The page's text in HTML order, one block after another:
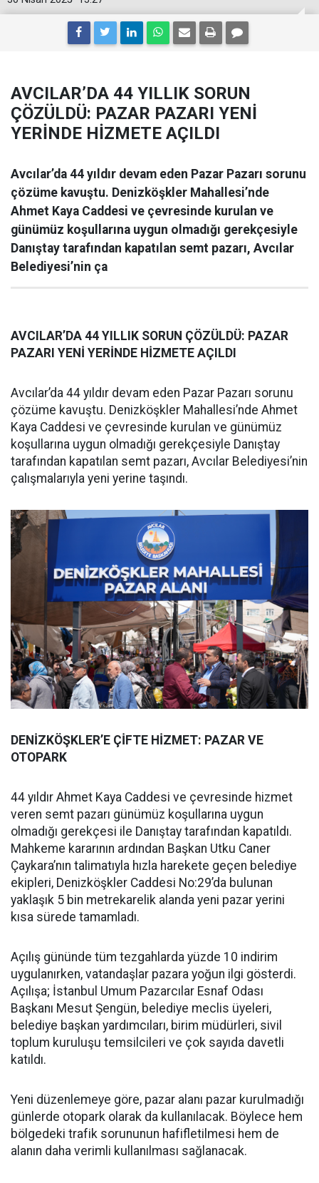
AVCILAR’DA 44 YILLIK SORUN
ÇÖZÜLDÜ: PAZAR PAZARI YENİ
YERİNDE HİZMETE AÇILDI
Avcılar’da 44 yıldır devam eden Pazar Pazarı sorunu
çözüme kavuştu. Denizköşkler Mahallesi’nde
Ahmet Kaya Caddesi ve çevresinde kurulan ve
günümüz koşullarına uygun olmadığı gerekçesiyle
Danıştay tarafından kapatılan semt pazarı, Avcılar
Belediyesi’nin ça
AVCILAR’DA 44 YILLIK SORUN ÇÖZÜLDÜ: PAZAR
PAZARI YENİ YERİNDE HİZMETE AÇILDI
Avcılar’da 44 yıldır devam eden Pazar Pazarı sorunu
çözüme kavuştu. Denizköşkler Mahallesi’nde Ahmet
Kaya Caddesi ve çevresinde kurulan ve günümüz
koşullarına uygun olmadığı gerekçesiyle Danıştay
tarafından kapatılan semt pazarı, Avcılar Belediyesi’nin
çalışmalarıyla yeni yerine taşındı.
DENİZKÖŞKLER’E ÇİFTE HİZMET: PAZAR VE
OTOPARK
44 yıldır Ahmet Kaya Caddesi ve çevresinde hizmet
veren semt pazarı günümüz koşullarına uygun
olmadığı gerekçesi ile Danıştay tarafından kapatıldı.
Mahkeme kararının ardından Başkan Utku Caner
Çaykara’nın talimatıyla hızla harekete geçen belediye
ekipleri, Denizköşkler Caddesi No:29’da bulunan
yaklaşık 5 bin metrekarelik alanda yeni pazar yerini
kısa sürede tamamladı.
Açılış gününde tüm tezgahlarda yüzde 10 indirim
uygulanırken, vatandaşlar pazara yoğun ilgi gösterdi.
Açılışa; İstanbul Umum Pazarcılar Esnaf Odası
Başkanı Mesut Şengün, belediye meclis üyeleri,
belediye başkan yardımcıları, birim müdürleri, sivil
toplum kuruluşu temsilcileri ve çok sayıda davetli
katıldı.
Yeni düzenlemeye göre, pazar alanı pazar kurulmadığı
günlerde otopark olarak da kullanılacak. Böylece hem
bölgedeki trafik sorununun hafifletilmesi hem de
alanın daha verimli kullanılması sağlanacak.